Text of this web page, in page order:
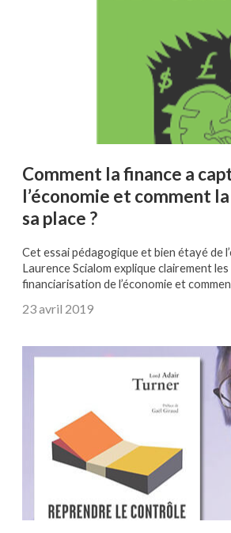
Comment la finance a
l’économie et comment
sa place ?
Cet essai pédagogique et bien étayé de
Laurence Scialom explique clairement les
financiarisation de l’économie et
23 avril 2019